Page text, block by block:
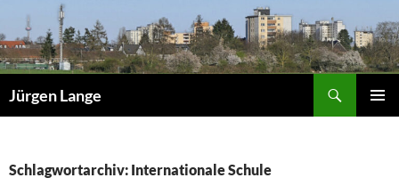
Inhalt
springen
Jürgen Lange
Schlagwortarchiv: Internationale Schule